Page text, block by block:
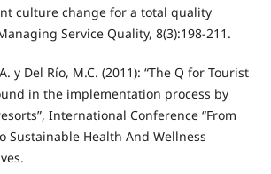
culture change for a total quality
Service Quality, 8(3):198-211.
y Del Río, M.C. (2011): “The Q for Tourist
in the implementation process by
International Conference “From
Sustainable Health And Wellness